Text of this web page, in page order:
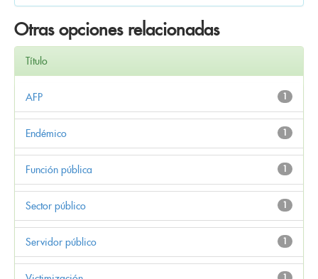
Otras opciones relacionadas
Título
1
AFP
1
Endémico
1
Función pública
1
Sector público
1
Servidor público